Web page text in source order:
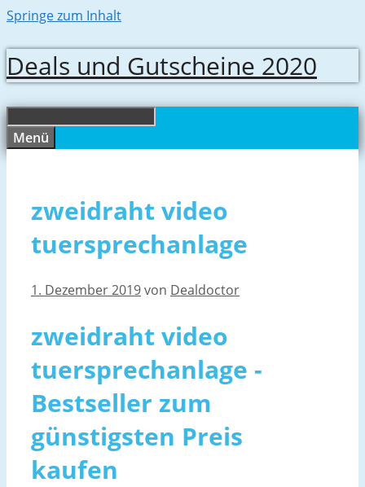
Springe zum Inhalt
Deals und Gutscheine 2020
Menü
zweidraht video
tuersprechanlage
1. Dezember 2019von Dealdoctor
zweidraht video
tuersprechanlage -
Bestseller zum
günstigsten Preis
kaufen